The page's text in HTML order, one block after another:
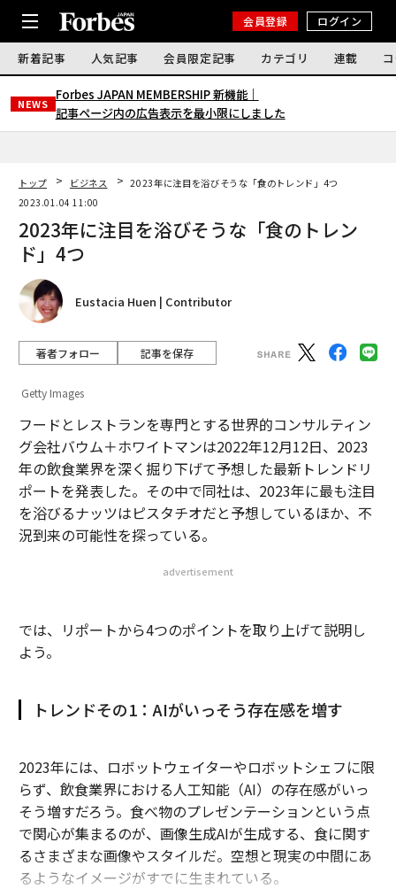
会員登録 ログイン
新着記事 人気記事 会員限定記事 カテゴリ 連載
NEWS
Forbes JAPAN MEMBERSHIP 新機能｜
記事ページ内の広告表示を最小限にしました
トップ ビジネス
2023年に注目を浴びそうな「食のトレンド」4つ
2023.01.04 11:00
2023年に注目を浴びそうな「食のトレン
ド」4つ
Eustacia Huen | Contributor
著者フォロー 記事を保存
Getty Images
フードとレストランを専門とする世界的コンサルティン
グ会社バウム＋ホワイトマンは2022年12月12日、2023
年の飲食業界を深く掘り下げて予想した最新トレンドリ
ポートを発表した。その中で同社は、2023年に最も注目
を浴びるナッツはピスタチオだと予想しているほか、不
況到来の可能性を探っている。
advertisement
では、リポートから4つのポイントを取り上げて説明し
よう。
トレンドその1：AIがいっそう存在感を増す
2023年には、ロボットウェイターやロボットシェフに限
らず、飲食業界における人工知能（AI）の存在感がいっ
そう増すだろう。食べ物のプレゼンテーションという点
で関心が集まるのが、画像生成AIが生成する、食に関す
るさまざまな画像やスタイルだ。空想と現実の中間にあ
るようなイメージがすでに生まれている。